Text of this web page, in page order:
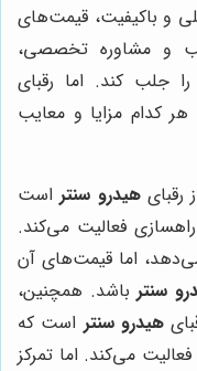
و باکیفیت، قیمت‌های
و مشاوره تخصصی،
جلب کند. اما رقبای
هر کدام مزایا و معایب
رقبایهیدرو سنتر است
فعالیت می‌کند.
اما قیمت‌های آن
سنتر باشد. همچنین،
هیدرو سنتر است که
می‌کند. اما تمرکز